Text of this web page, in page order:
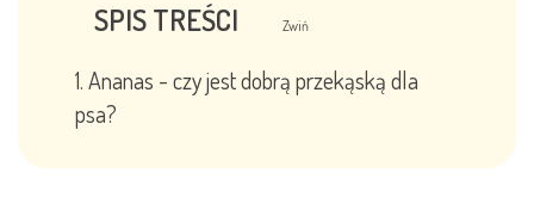
SPIS TREŚCI Zwiń
Ananas - czy jest dobrą przekąską dla
psa?